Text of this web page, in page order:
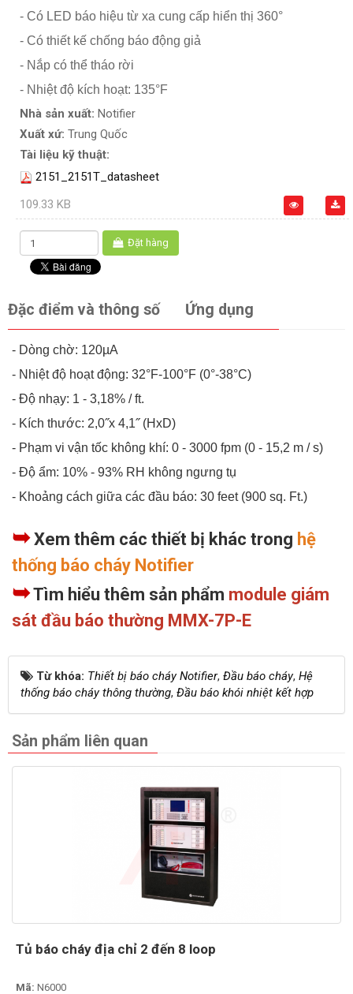
- Có LED báo hiệu từ xa cung cấp hiển thị 360°
- Có thiết kế chống báo động giả
- Nắp có thể tháo rời
- Nhiệt độ kích hoạt: 135°F
Nhà sản xuất: Notifier
Xuất xứ: Trung Quốc
Tài liệu kỹ thuật:
2151_2151T_datasheet
109.33 KB
Đặt hàng
Đặc điểm và thông số Ứng dụng
- Dòng chờ: 120µA
- Nhiệt độ hoạt động: 32°F-100°F (0°-38°C)
- Độ nhạy: 1 - 3,18% / ft.
- Kích thước: 2,0˝x 4,1˝ (HxD)
- Phạm vi vận tốc không khí: 0 - 3000 fpm (0 - 15,2 m / s)
- Độ ẩm: 10% - 93% RH không ngưng tụ
- Khoảng cách giữa các đầu báo: 30 feet (900 sq. Ft.)
➥Xem thêm các thiết bị khác trong hệ
thống báo cháy Notifier
➥Tìm hiểu thêm sản phẩm module giám
sát đầu báo thường MMX-7P-E
Từ khóa: Thiết bị báo cháy Notifier, Đầu báo cháy, Hệ
thống báo cháy thông thường, Đầu báo khói nhiệt kết hợp
Sản phẩm liên quan
Tủ báo cháy địa chỉ 2 đến 8 loop
Mã: N6000